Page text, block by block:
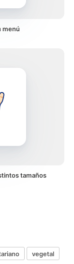
menú
tamaños
vegetal